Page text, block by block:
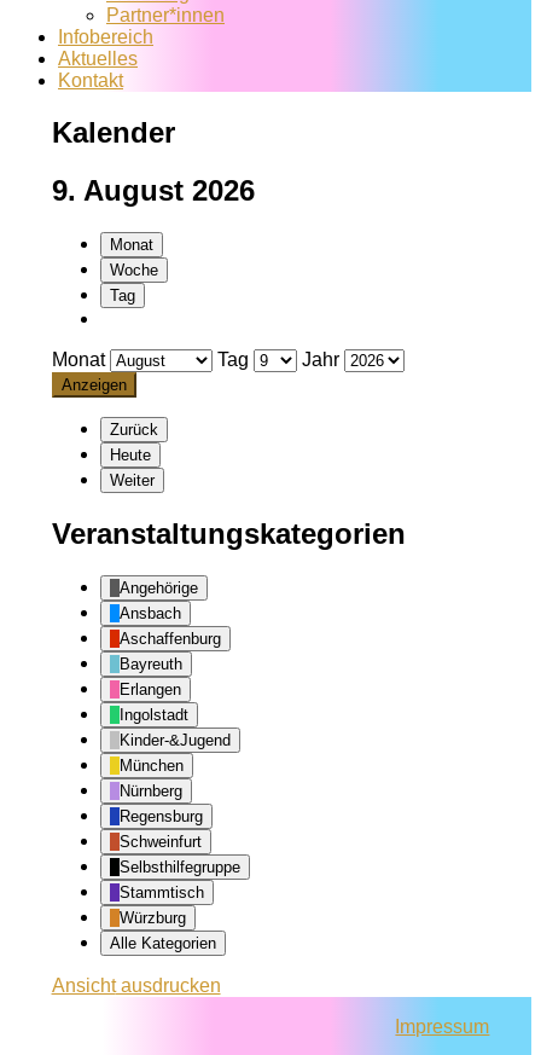
Partner*innen
Infobereich
Aktuelles
Kontakt
Kalender
9. August 2026
Monat
Woche
Tag
Monat Tag Jahr
Zurück
Heute
Weiter
Veranstaltungskategorien
Angehörige
Ansbach
Aschaffenburg
Bayreuth
Erlangen
Ingolstadt
Kinder-&Jugend
München
Nürnberg
Regensburg
Schweinfurt
Selbsthilfegruppe
Stammtisch
Würzburg
Alle Kategorien
Ansichtausdrucken
Impressum